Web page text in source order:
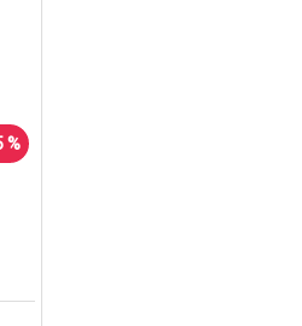
%